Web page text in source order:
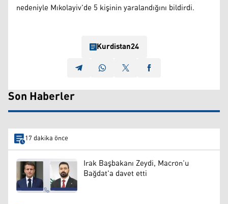
nedeniyle Mıkolayiv'de 5 kişinin yaralandığını bildirdi.
Kurdistan24
Son Haberler
17 dakika önce
Irak Başbakanı Zeydi, Macron’u
Bağdat'a davet etti